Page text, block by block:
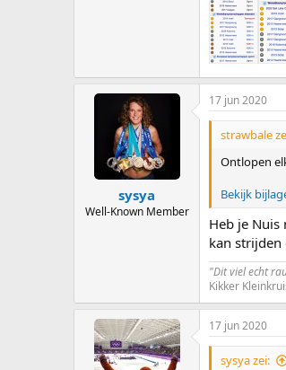
sysya
Well-Known Member
17 jun 2020
strawbale
Ontlopen
Bekijk
Heb je
kan strijden
"Dit viel echt
Kikker
17 jun 2020
sysya zei: